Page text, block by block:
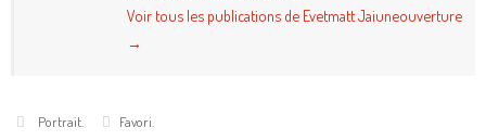
Voir tous les publications de Evetmatt Jaiuneouverture
→
Portrait. Favori